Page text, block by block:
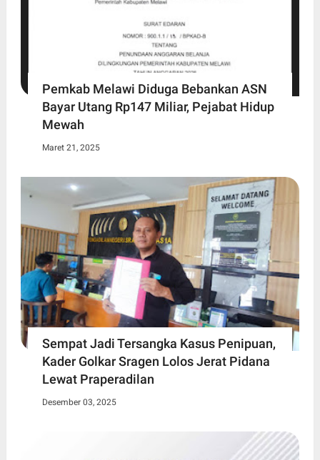
Pemkab Melawi Diduga Bebankan ASN
Bayar Utang Rp147 Miliar, Pejabat Hidup
Mewah
Maret 21, 2025
Sempat Jadi Tersangka Kasus Penipuan,
Kader Golkar Sragen Lolos Jerat Pidana
Lewat Praperadilan
Desember 03, 2025